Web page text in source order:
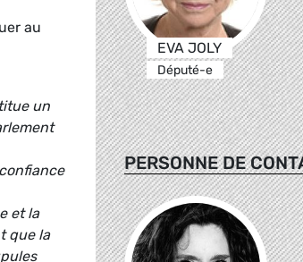
au
un
et la
que la
EVA JOLY
Député-e
PERSONNE DE